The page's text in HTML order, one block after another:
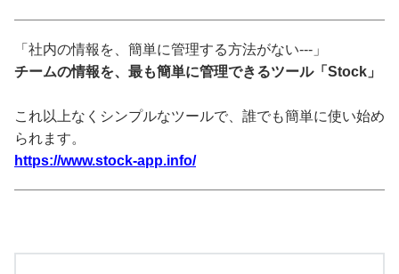
「社内の情報を、簡単に管理する方法がない---」
チームの情報を、最も簡単に管理できるツール「Stock」
これ以上なくシンプルなツールで、誰でも簡単に使い始め
られます。
https://www.stock-app.info/